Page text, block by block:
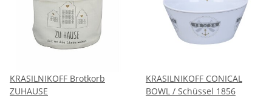
KRASILNIKOFF Brotkorb
ZUHAUSE
KRASILNIKOFF CONICAL
BOWL / Schüssel 1856